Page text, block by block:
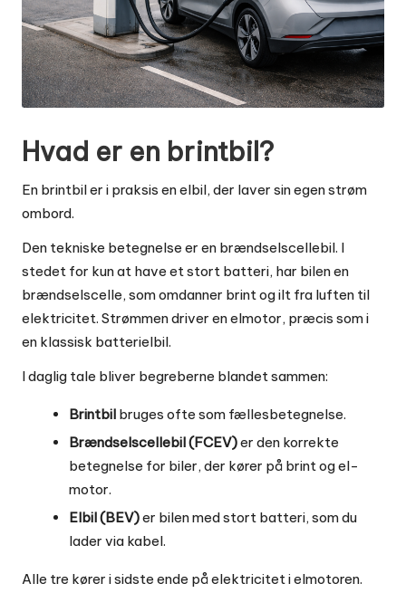
Hvad er en brintbil?
En brintbil er i praksis en elbil, der laver sin egen strøm
ombord.
Den tekniske betegnelse er en brændselscellebil. I
stedet for kun at have et stort batteri, har bilen en
brændselscelle, som omdanner brint og ilt fra luften til
elektricitet. Strømmen driver en elmotor, præcis som i
en klassisk batterielbil.
I daglig tale bliver begreberne blandet sammen:
Brintbil bruges ofte som fællesbetegnelse.
Brændselscellebil (FCEV)er den korrekte
betegnelse for biler, der kører på brint og el-
motor.
Elbil (BEV)er bilen med stort batteri, som du
lader via kabel.
Alle tre kører i sidste ende på elektricitet i elmotoren.